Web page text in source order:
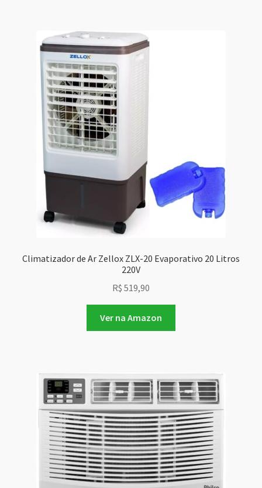
Climatizador de Ar Zellox ZLX-20 Evaporativo 20 Litros
220V
R$ 519,90
Ver na Amazon